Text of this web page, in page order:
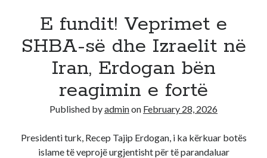
E fundit! Veprimet e
SHBA-së dhe Izraelit në
Iran, Erdogan bën
reagimin e fortë
Published byadminon February 28, 2026
Presidenti turk, Recep Tajip Erdogan, i ka kërkuar botës
islame të veprojë urgjentisht për të parandaluar